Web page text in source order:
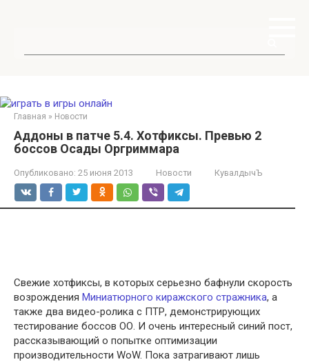
Главная » Новости
Аддоны в патче 5.4. Хотфиксы. Превью 2
боссов Осады Оргриммара
Опубликовано: 25 июня 2013 Новости КувалдычЪ
Свежие хотфиксы, в которых серьезно бафнули скорость
возрождения Миниатюрного киражского стражника, а
также два видео-ролика с ПТР, демонстрирующих
тестирование боссов ОО. И очень интересный синий пост,
рассказывающий о попытке оптимизации
производительности WoW. Пока затрагивают лишь